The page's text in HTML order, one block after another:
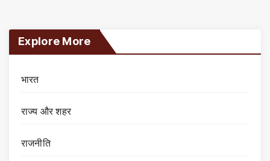
Explore More
भारत
राज्य और शहर
राजनीति